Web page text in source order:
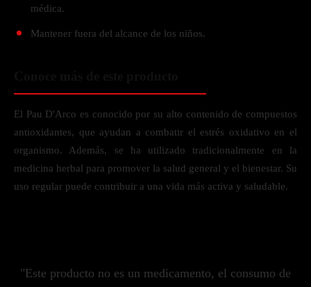
médica.
Mantener fuera del alcance de los niños.
El Pau D'Arco es conocido por su alto contenido de compuestos
antioxidantes, que ayudan a combatir el estrés oxidativo en el
organismo. Además, se ha utilizado tradicionalmente en la
medicina herbal para promover la salud general y el bienestar. Su
uso regular puede contribuir a una vida más activa y saludable.
"Este producto no es un medicamento, el consumo de